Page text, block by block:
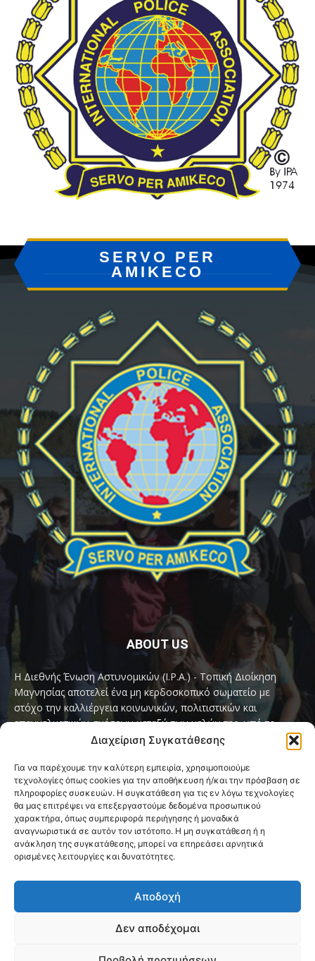
Διαχείριση Συγκατάθεσης
Για να παρέχουμε την καλύτερη εμπειρία, χρησιμοποιούμε
τεχνολογίες όπως cookies για την αποθήκευση ή/και την πρόσβαση σε
πληροφορίες συσκευών. Η συγκατάθεση για τις εν λόγω τεχνολογίες
θα μας επιτρέψει να επεξεργαστούμε δεδομένα προσωπικού
χαρακτήρα, όπως συμπεριφορά περιήγησης ή μοναδικά
αναγνωριστικά σε αυτόν τον ιστότοπο. Η μη συγκατάθεση ή η
ανάκληση της συγκατάθεσης, μπορεί να επηρεάσει αρνητικά
ορισμένες λειτουργίες και δυνατότητες.
Αποδοχή
Δεν αποδέχομαι
SERVO PER
AMIKECO
ABOUT US
Η Διεθνής Ένωση Αστυνομικών (I.P.A.) - Τοπική Διοίκηση
Μαγνησίας αποτελεί ένα μη κερδοσκοπικό σωματείο με
στόχο την καλλιέργεια κοινωνικών, πολιτιστικών και
επαγγελματικών σχέσεων μεταξύ των μελών της, υπό το
παγκόσμιο σύνθημα «Servo per Amikeco» (Υπηρετώ δια της
Contact us:ipamagnesia@gmail.com
FOLLOW US
@2026 I.P.A. Magnesia by paggus